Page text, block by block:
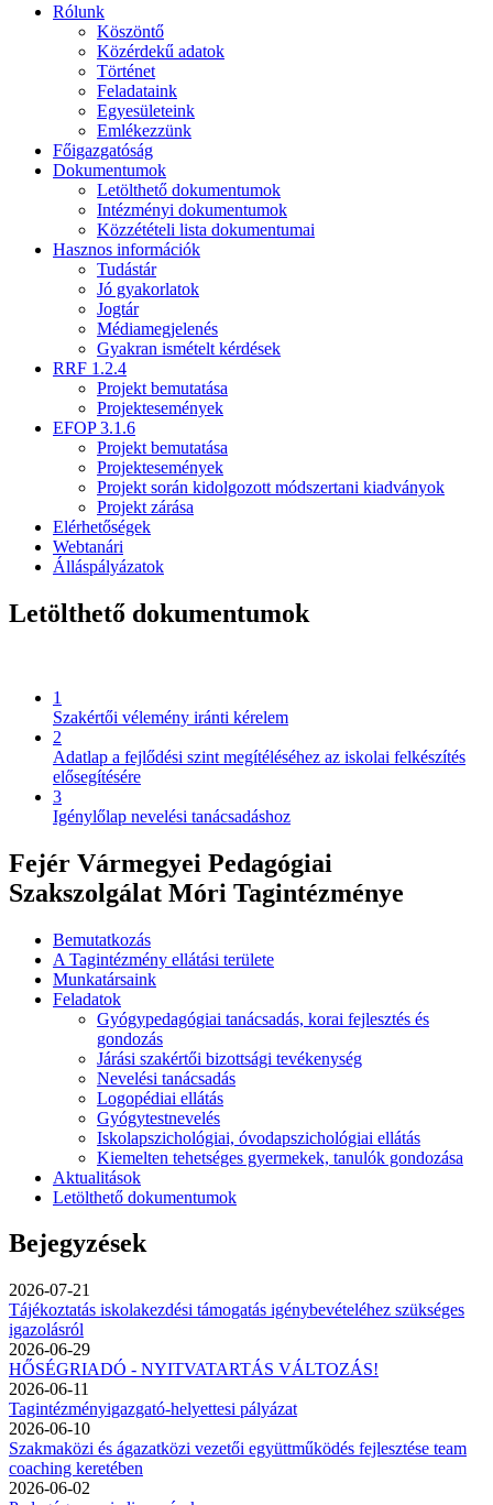
Rólunk
Köszöntő
Közérdekű adatok
Történet
Feladataink
Egyesületeink
Emlékezzünk
Főigazgatóság
Dokumentumok
Letölthető dokumentumok
Intézményi dokumentumok
Közzétételi lista dokumentumai
Hasznos információk
Tudástár
Jó gyakorlatok
Jogtár
Médiamegjelenés
Gyakran ismételt kérdések
RRF 1.2.4
Projekt bemutatása
Projektesemények
EFOP 3.1.6
Projekt bemutatása
Projektesemények
Projekt során kidolgozott módszertani kiadványok
Projekt zárása
Elérhetőségek
Webtanári
Álláspályázatok
Letölthető dokumentumok
1
Szakértői vélemény iránti kérelem
2
Adatlap a fejlődési szint megítéléséhez az iskolai felkészítés
elősegítésére
3
Igénylőlap nevelési tanácsadáshoz
Fejér Vármegyei Pedagógiai
Szakszolgálat Móri Tagintézménye
Bemutatkozás
A Tagintézmény ellátási területe
Munkatársaink
Feladatok
Gyógypedagógiai tanácsadás, korai fejlesztés és
gondozás
Járási szakértői bizottsági tevékenység
Nevelési tanácsadás
Logopédiai ellátás
Gyógytestnevelés
Iskolapszichológiai, óvodapszichológiai ellátás
Kiemelten tehetséges gyermekek, tanulók gondozása
Aktualitások
Letölthető dokumentumok
Bejegyzések
2026-07-21
Tájékoztatás iskolakezdési támogatás igénybevételéhez szükséges
igazolásról
2026-06-29
HŐSÉGRIADÓ - NYITVATARTÁS VÁLTOZÁS!
2026-06-11
Tagintézményigazgató-helyettesi pályázat
2026-06-10
Szakmaközi és ágazatközi vezetői együttműködés fejlesztése team
coaching keretében
2026-06-02